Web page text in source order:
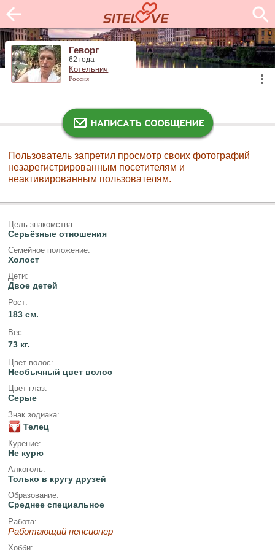
Геворг
62 года
Котельнич
Россия
Пользователь запретил просмотр своих фотографий
незарегистрированным посетителям и
неактивированным пользователям.
Цель знакомства:
Серьёзные отношения
Семейное положение:
Холост
Дети:
Двое детей
Рост:
183 см.
Вес:
73 кг.
Цвет волос:
Необычный цвет волос
Цвет глаз:
Серые
Знак зодиака:
Телец
Курение:
Не курю
Алкоголь:
Только в кругу друзей
Образование:
Среднее специальное
Работа:
Работающий пенсионер
Хобби: